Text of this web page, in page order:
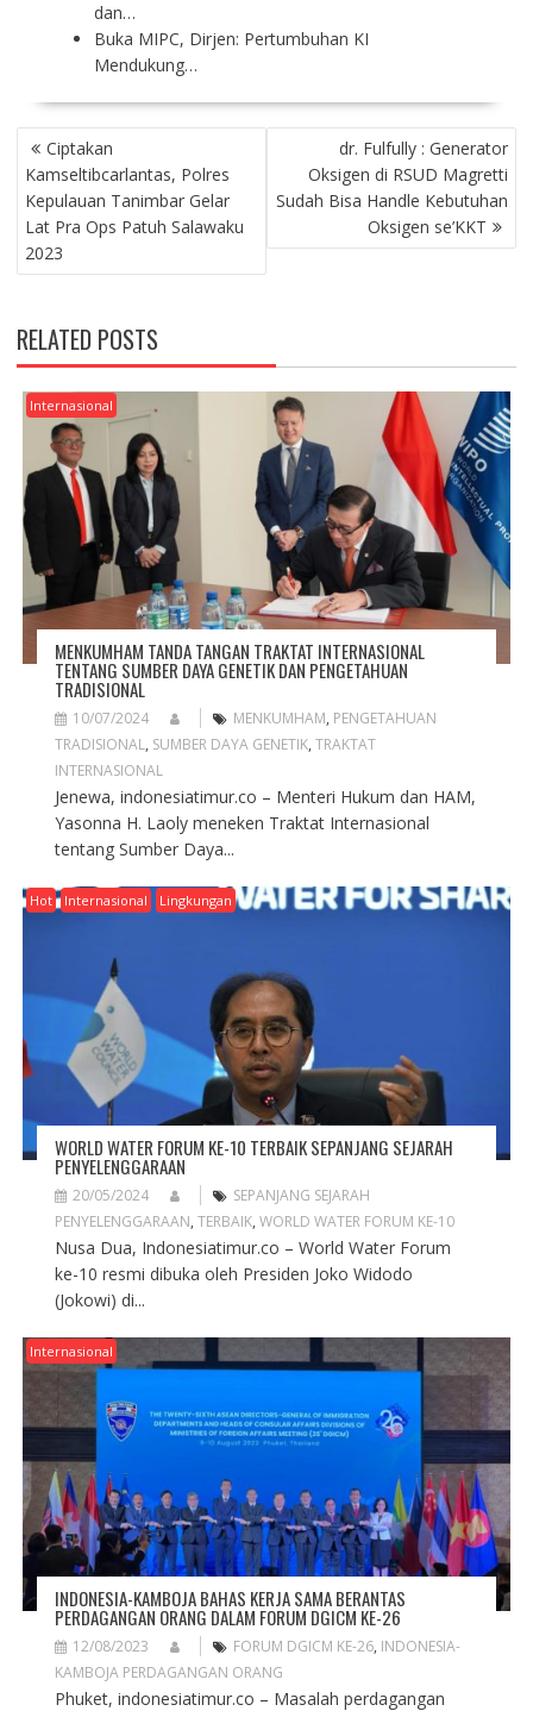
dan…
Buka MIPC, Dirjen: Pertumbuhan KI
Mendukung…
P
O
S
T
N
A
I
G
A
T
N
Ciptakan
Kamseltibcarlantas, Polres
Kepulauan Tanimbar Gelar
Lat Pra Ops Patuh Salawaku
2023
dr. Fulfully : Generator
Oksigen di RSUD Magretti
Sudah Bisa Handle Kebutuhan
Oksigen se’KKT
RELATED POSTS
Internasional
MENKUMHAM TANDA TANGAN TRAKTAT INTERNASIONAL
TENTANG SUMBER DAYA GENETIK DAN PENGETAHUAN
TRADISIONAL
10/07/2024 MENKUMHAM, PENGETAHUAN
TRADISIONAL, SUMBER DAYA GENETIK, TRAKTAT
INTERNASIONAL
Jenewa, indonesiatimur.co – Menteri Hukum dan HAM,
Yasonna H. Laoly meneken Traktat Internasional
tentang Sumber Daya...
Hot Internasional Lingkungan
WORLD WATER FORUM KE-10 TERBAIK SEPANJANG SEJARAH
PENYELENGGARAAN
20/05/2024
SEPANJANG SEJARAH
PENYELENGGARAAN, TERBAIK, WORLD WATER FORUM KE-10
Nusa Dua, Indonesiatimur.co – World Water Forum
ke-10 resmi dibuka oleh Presiden Joko Widodo
(Jokowi) di...
Internasional
INDONESIA-KAMBOJA BAHAS KERJA SAMA BERANTAS
PERDAGANGAN ORANG DALAM FORUM DGICM KE-26
12/08/2023 FORUM DGICM KE-26, INDONESIA-
KAMBOJA PERDAGANGAN ORANG
Phuket, indonesiatimur.co – Masalah perdagangan